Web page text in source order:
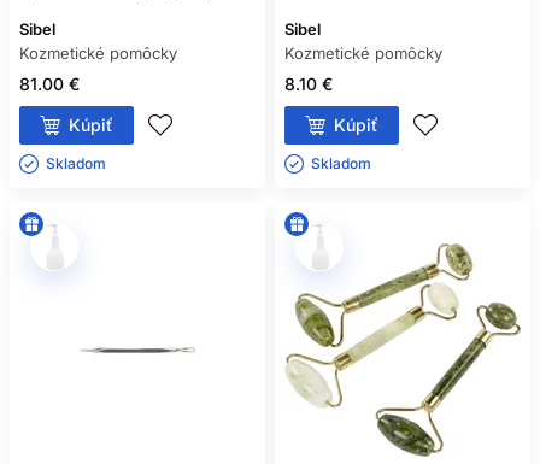
Sibel
Kozmetické pomôcky
81.00 €
Kúpiť
Skladom ㅤ
Sibel
Kozmetické pomôcky
8.10 €
Kúpiť
Skladom ㅤ